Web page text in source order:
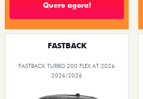
Quero agora!
FASTBACK
FASTBACK TURBO 200 FLEX AT 2026
2026/2026